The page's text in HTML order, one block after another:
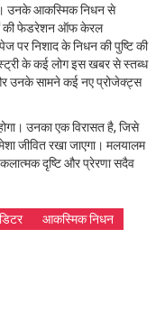
उनके आकस्मिक निधन से
की फेडरेशन ऑफ केरल
निशाद के निधन की पुष्टि की
के कई लोग इस खबर से स्तब्ध
उनके सामने कई नए प्रोजेक्ट्स
उनका एक विरासत है, जिसे
जीवित रखा जाएगा। मलयालम
कलात्मक दृष्टि और प्रेरणा सदैव
आकस्मिक निधन